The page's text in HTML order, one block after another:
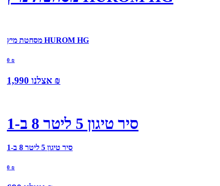
מסחטת מיץ HUROM HG
0 ₪
אצלנו 1,990 ₪
סיר טיגון 5 ליטר 8 ב-1
סיר טיגון 5 ליטר 8 ב-1
0 ₪